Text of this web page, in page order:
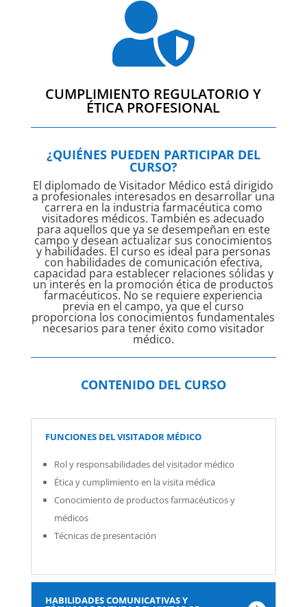

CUMPLIMIENTO REGULATORIO Y
ÉTICA PROFESIONAL
¿QUIÉNES PUEDEN PARTICIPAR DEL
CURSO?
El diplomado de Visitador Médico está dirigido
a profesionales interesados en desarrollar una
carrera en la industria farmacéutica como
visitadores médicos. También es adecuado
para aquellos que ya se desempeñan en este
campo y desean actualizar sus conocimientos
y habilidades. El curso es ideal para personas
con habilidades de comunicación efectiva,
capacidad para establecer relaciones sólidas y
un interés en la promoción ética de productos
farmacéuticos. No se requiere experiencia
previa en el campo, ya que el curso
proporciona los conocimientos fundamentales
necesarios para tener éxito como visitador
médico.
CONTENIDO DEL CURSO
FUNCIONES DEL VISITADOR MÉDICO
Rol y responsabilidades del visitador médico
Ética y cumplimiento en la visita médica
Conocimiento de productos farmacéuticos y
médicos
Técnicas de presentación
HABILIDADES COMUNICATIVAS Y